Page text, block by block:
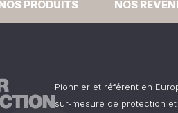
PRODUITS NOS
Pionnier et référent en
sur-mesure de protection